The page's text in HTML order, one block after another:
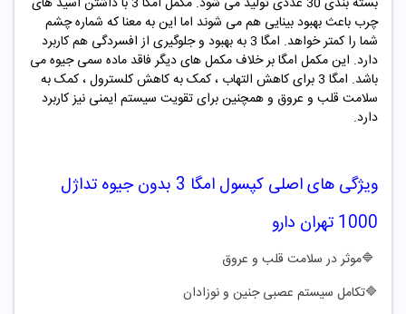
چرب باعث بهبود بینایی هم می شوند اما این به معنا که شماره چشم
شما را کمتر خواهد. امگا 3 به بهبود و جلوگیری از افسردگی هم کاربرد
دارد. این مکمل امگا بر خلاف مکمل های دیگر فاقد ماده سمی جیوه می
باشد. امگا 3 برای کاهش التهاب ، کمک به کاهش کلسترول ، کمک به
سلامت قلب و عروق و همچنین برای تقویت سیستم ایمنی نیز کاربرد
دارد.
ویژگی های اصلی کپسول امگا 3 بدون جیوه
تداژل
1000 تهران دارو
🔷موثر در سلامت قلب و عروق
🔷تکامل سیستم عصبی جنین و نوزادان